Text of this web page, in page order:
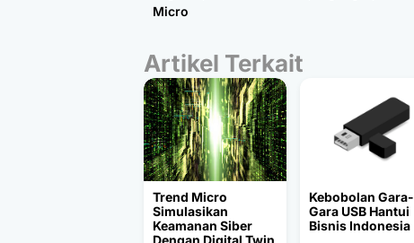
Micro
Artikel Terkait
Trend Micro
Simulasikan
Keamanan Siber
Kebobolan Gara-
Gara USB Hantui
Bisnis Indonesia